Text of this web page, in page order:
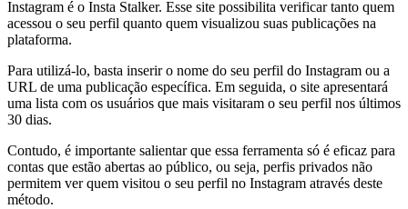
Instagram é o Insta Stalker. Esse site possibilita verificar tanto quem
acessou o seu perfil quanto quem visualizou suas publicações na
plataforma.
Para utilizá-lo, basta inserir o nome do seu perfil do Instagram ou a
URL de uma publicação específica. Em seguida, o site apresentará
uma lista com os usuários que mais visitaram o seu perfil nos últimos
30 dias.
Contudo, é importante salientar que essa ferramenta só é eficaz para
contas que estão abertas ao público, ou seja, perfis privados não
permitem ver quem visitou o seu perfil no Instagram através deste
método.